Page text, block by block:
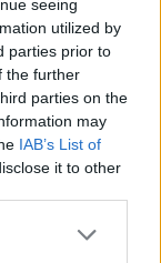
seeing
utilized by
parties prior to
the further
parties on the
may
IAB’s List of
it to other
prostore in
nikoli ne
pomena.